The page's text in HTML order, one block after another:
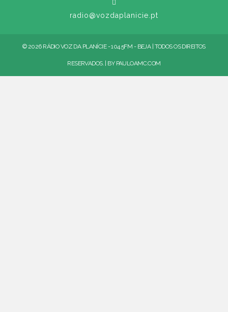
radio@vozdaplanicie.pt
© 2026 RÁDIO VOZ DA PLANÍCIE - 104.5FM - BEJA | TODOS OS DIREITOS
RESERVADOS. | BY PAULOAMC.COM